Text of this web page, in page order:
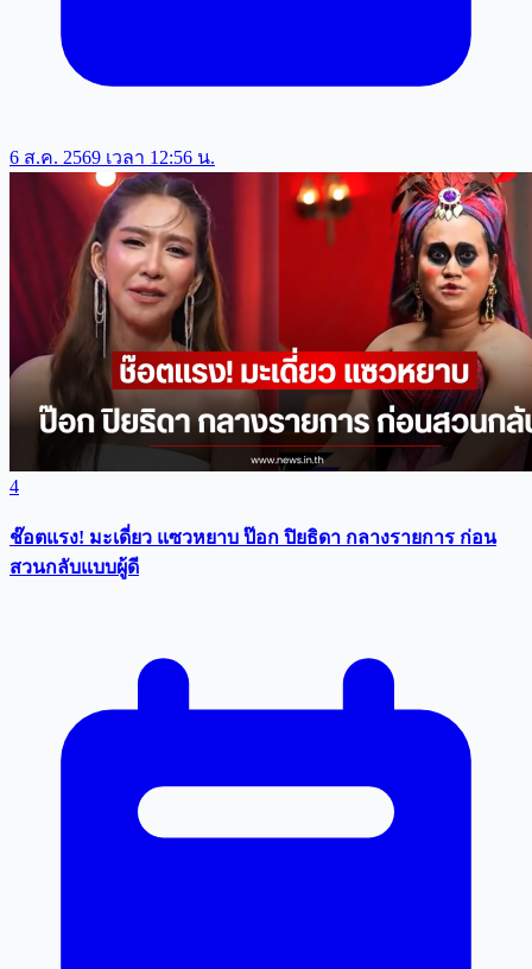
6 ส.ค. 2569 เวลา 12:56 น.
4
ช๊อตแรง! มะเดี่ยว แซวหยาบ ป๊อก ปิยธิดา กลางรายการ ก่อน
สวนกลับแบบผู้ดี